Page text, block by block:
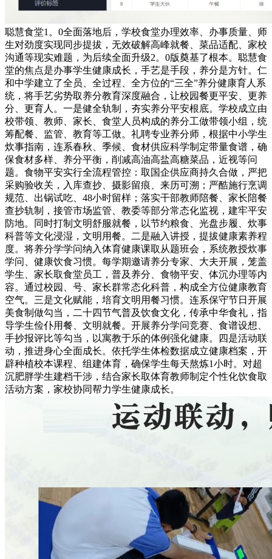
聪慧食堂1。0全面落地后，学校食堂办理效率、办事质量、师
生对劲度实现同步提拔，无效破解高峰就餐、菜品适配、家校
沟通等现实难题，为后续全面升级2。0版奠基了根本。聪慧食
堂的焦点是办事学生健康成长，手艺是手段，养分是方针。仁
和中学建立了全员、全过程、全方位的“三全”养分健康育人系
统，将手艺劣势取养分教育深度融合，让校园餐更平安、更养
分、更育人。一是健全轨制，夯实养分平安根底。学校成立由
校带领、教师、家长、食堂人员构成的养分工做带领小组，统
筹配餐、监管、教育等工做。礼聘专业养分师，根据中小学生
炊事指南，连系春秋、季候、食材供应科学制定带量食谱，确
保食材多样、养分平衡，削减高油高盐高糖菜品，近视等问
题。食物平安实行全流程管控：取国企供应商持久合做，严把
采购验收关，入库查抄、摄影留痕、来历可溯；严酷施行烹调
规范、出锅试吃、48小时留样；落实干部教师陪餐、家长陪餐
查抄轨制，接管市场监管、教委等部分常态化监视，建牢平安
防地。同时打制文明舒服就餐，以节约粮食、光盘步履、炊事
科普等文化浸湿，文明用餐。二是融入讲授，提拔健康素养程
度。将养分学学问纳入体育健康课取从题班会，系统教授炊事
学问、健康饮食习惯。每学期邀请养分专家、大夫开展，笼盖
学生、家长取食堂员工，普及养分、食物平安、体沉办理等内
容。通过校园、号、家长群常态化科普，构成全方位健康教育
空气。三是文化赋能，培育文明用餐习惯。连系保守节日开展
美食制做勾当，二十四节气普及饮食文化，传承中华食礼，指
导学生俭仆用餐、文明就餐。开展养分学问竞赛、食谱设想、
手抄报评比等勾当，以寓教于乐的体例强化健康。四是活动联
动，推进身心全面成长。依托学生体检数据成立健康档案，开
辟种植校本课程、组建体育，确保学生每天熬炼1小时。对超
沉肥胖学生建档干涉，结合家长取体育教师制定个性化饮食取
活动方案，家校协同帮力学生健康成长。